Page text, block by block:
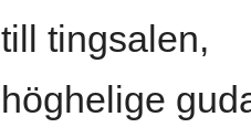
till tingsalen,
höghelige